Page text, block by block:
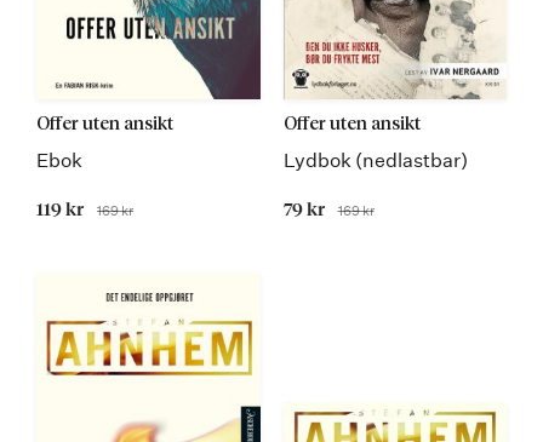
Offer uten ansikt
Ebok
Tilbudspris
119 kr Før
169 kr
Offer uten ansikt
Lydbok (nedlastbar)
Tilbudspris
79 kr Før
169 kr